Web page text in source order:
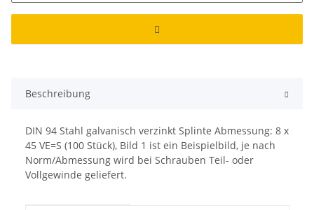
Beschreibung
DIN 94 Stahl galvanisch verzinkt Splinte Abmessung: 8 x
45 VE=S (100 Stück), Bild 1 ist ein Beispielbild, je nach
Norm/Abmessung wird bei Schrauben Teil- oder
Vollgewinde geliefert.